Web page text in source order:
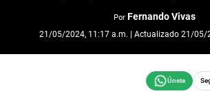
Por Fernando Vivas
21/05/2024, 11:17 a.m. | Actualizado 21/05/